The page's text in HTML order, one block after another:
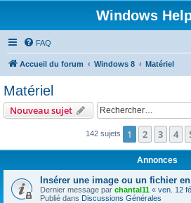
Windows
FAQ
Accueil du forum Windows 8 Matériel
Matériel
Nouveau sujet
142 sujets 1 2 3 4
Annonces
Insérer une image ou un fichier
Dernier message par chantal11 « ven. 12
Publié dans Discussions Générales